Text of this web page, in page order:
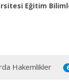
Eğitim
Hakemlikler